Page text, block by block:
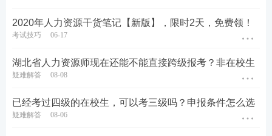
2020年人力资源干货笔记【新版】，限时2天，免费领！
考试技巧 06-17
湖北省人力资源师现在还能不能直接跨级报考？非在校生
疑难解答 08-08
已经考过四级的在校生，可以考三级吗？申报条件怎么选
疑难解答 08-06